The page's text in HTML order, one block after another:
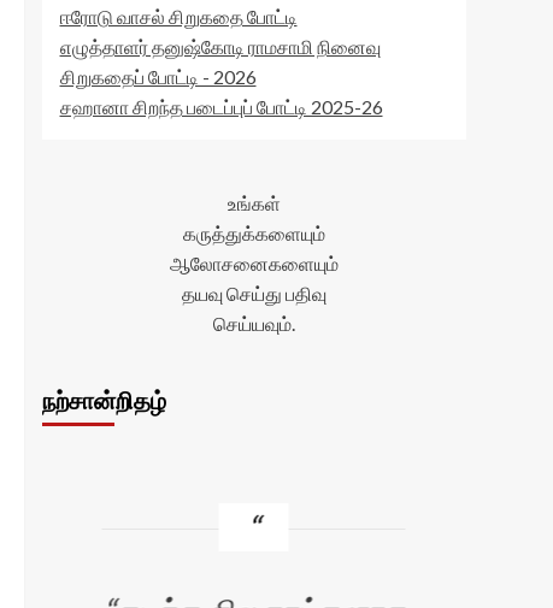
ஈரோடு வாசல் சிறுகதை போட்டி
எழுத்தாளர் தனுஷ்கோடி ராமசாமி நினைவு
சிறுகதைப் போட்டி - 2026
சஹானா சிறந்த படைப்புப் போட்டி 2025-26
உங்கள்
கருத்துக்களையும்
ஆலோசனைகளையும்
தயவு செய்து பதிவு
செய்யவும்.
நற்சான்றிதழ்